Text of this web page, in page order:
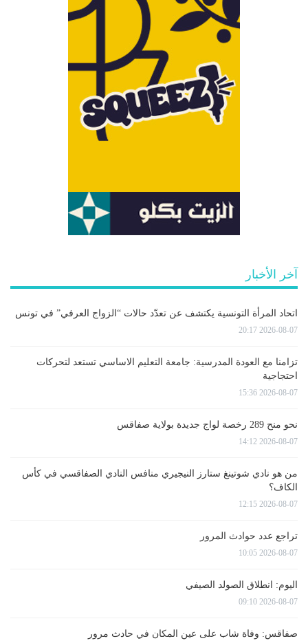
آخر الأخبار
اتحاد المرأة التونسية يكتشف عن تعدّد حالات “الزواج العرفي” في تونس
2026-08-07 20:17
تزامنا مع العودة المدرسية: جامعة التعليم الاساسي تستعد لتحركات
احتجاجية
2026-08-07 15:36
نحو منح 289 رخصة لواج جديدة بولاية صفاقس
2026-08-07 14:12
من هو نادي شوتينغ ستارز النيجيري منافس النادي الصفاقسي في كأس
الكاف؟
2026-08-07 12:15
تراجع عدد حوادث المرور
2026-08-07 10:05
اليوم: انطلاق الصولد الصيفي
2026-08-07 09:10
صفاقس: وفاة شاب على عين المكان في حادث مرور